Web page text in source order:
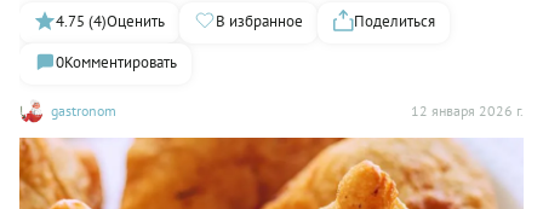
gastronom 12 января 2026 г.
4.75 (4)Оценить В избранное
Поделиться
0Комментировать